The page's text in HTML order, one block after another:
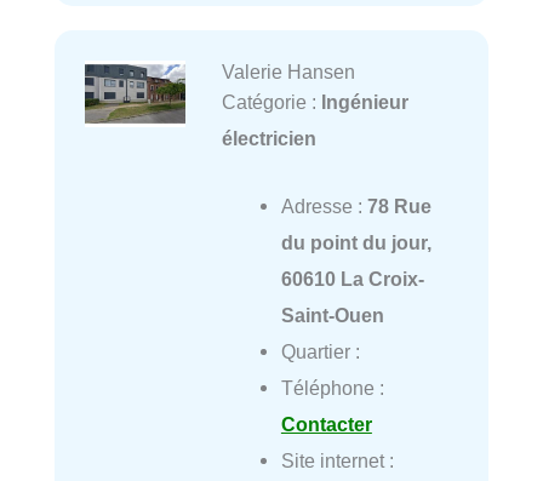
Valerie Hansen
Catégorie : Ingénieur
électricien
Adresse : 78 Rue
du point du jour,
60610 La Croix-
Saint-Ouen
Quartier :
Téléphone :
Contacter
Site internet :